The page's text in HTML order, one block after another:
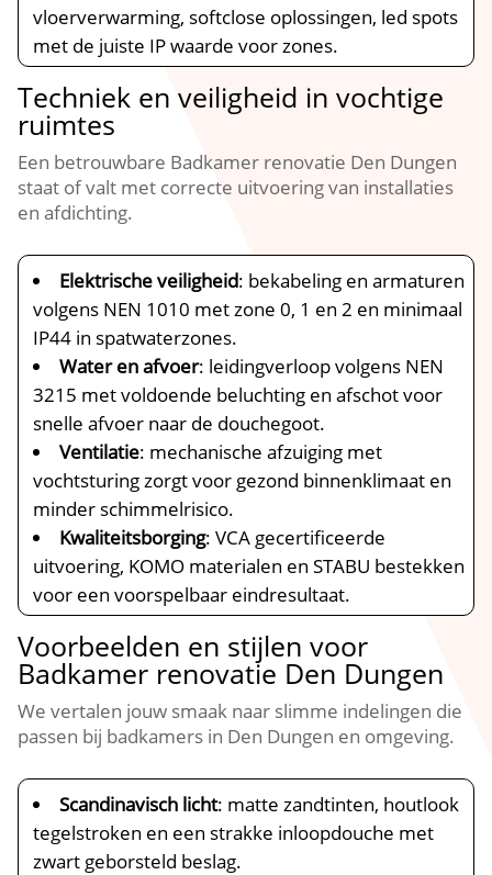
vloerverwarming, softclose oplossingen, led spots
met de juiste IP waarde voor zones.​
Techniek en veiligheid in vochtige
ruimtes
Een betrouwbare Badkamer renovatie Den Dungen
staat of valt met correcte uitvoering van installaties
en afdichting.​
Elektrische veiligheid: bekabeling en armaturen
volgens NEN 1010 met zone 0, 1 en 2 en minimaal
IP44 in spatwaterzones.​
Water en afvoer: leidingverloop volgens NEN
3215 met voldoende beluchting en afschot voor
snelle afvoer naar de douchegoot.​
Ventilatie: mechanische afzuiging met
vochtsturing zorgt voor gezond binnenklimaat en
minder schimmelrisico.​
Kwaliteitsborging: VCA gecertificeerde
uitvoering, KOMO materialen en STABU bestekken
voor een voorspelbaar eindresultaat.​
Voorbeelden en stijlen voor
Badkamer renovatie Den Dungen
We vertalen jouw smaak naar slimme indelingen die
passen bij badkamers in Den Dungen en omgeving.​
Scandinavisch licht: matte zandtinten, houtlook
tegelstroken en een strakke inloopdouche met
zwart geborsteld beslag.​